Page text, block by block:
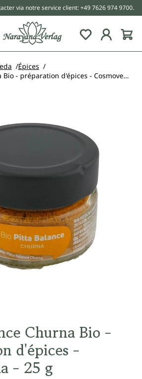
via notre service client: +49 7626 974 9700.
Épices
Pitta Balance Churna Bio - préparation d'épices - Cosmoveda - 25 g
Churna Bio -
d'épices -
- 25 g